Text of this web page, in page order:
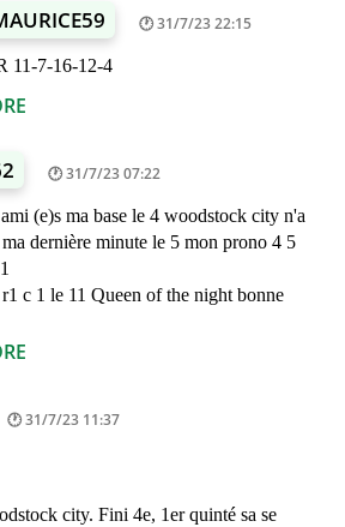
31/7/23 22:15
11-7-16-12-4
31/7/23 07:22
(e)s ma base le 4 woodstock city n'a
dernière minute le 5 mon prono 4 5
c 1 le 11 Queen of the night bonne
31/7/23 11:37
city. Fini 4e, 1er quinté sa se